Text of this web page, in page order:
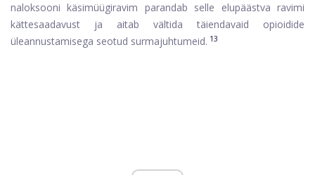
naloksooni käsimüügiravim parandab selle elupäästva ravimi
kättesaadavust ja aitab vältida täiendavaid opioidide
üleannustamisega seotud surmajuhtumeid. 13